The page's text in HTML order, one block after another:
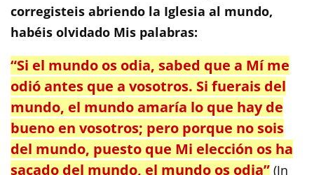
corregisteis abriendo la Iglesia al mundo,
habéis olvidado Mis palabras:
“Si el mundo os odia, sabed que a Mí me
odió antes que a vosotros. Si fuerais del
mundo, el mundo amaría lo que hay de
bueno en vosotros; pero porque no sois
del mundo, puesto que Mi elección os ha
sacado del mundo, el mundo os odia” (Jn